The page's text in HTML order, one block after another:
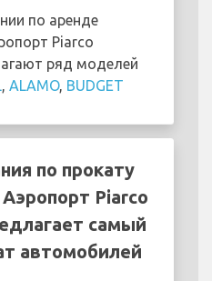
по аренде
Piarco
ряд моделей
ALAMO, BUDGET
по прокату
Piarco
самый
автомобилей